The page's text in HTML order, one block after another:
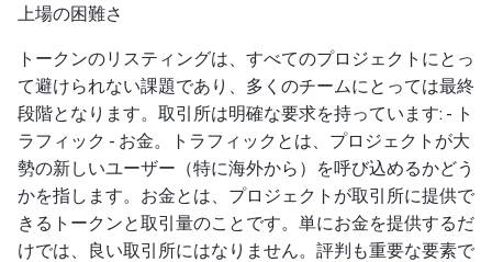
上場の困難さ
トークンのリスティングは、すべてのプロジェクトにとっ
て避けられない課題であり、多くのチームにとっては最終
段階となります。取引所は明確な要求を持っています: - ト
ラフィック - お金。トラフィックとは、プロジェクトが大
勢の新しいユーザー（特に海外から）を呼び込めるかどう
かを指します。お金とは、プロジェクトが取引所に提供で
きるトークンと取引量のことです。単にお金を提供するだ
けでは、良い取引所にはなりません。評判も重要な要素で